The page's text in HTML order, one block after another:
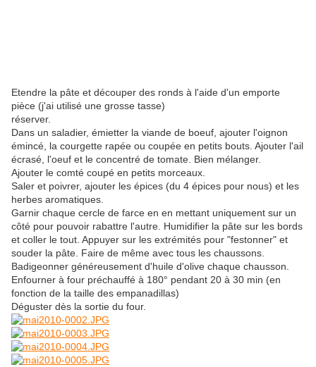
Etendre la pâte et découper des ronds à l'aide d'un emporte
pièce (j'ai utilisé une grosse tasse)
réserver.
Dans un saladier, émietter la viande de boeuf, ajouter l'oignon
émincé, la courgette rapée ou coupée en petits bouts. Ajouter l'ail
écrasé, l'oeuf et le concentré de tomate. Bien mélanger.
Ajouter le comté coupé en petits morceaux.
Saler et poivrer, ajouter les épices (du 4 épices pour nous) et les
herbes aromatiques.
Garnir chaque cercle de farce en en mettant uniquement sur un
côté pour pouvoir rabattre l'autre. Humidifier la pâte sur les bords
et coller le tout. Appuyer sur les extrémités pour "festonner" et
souder la pâte. Faire de même avec tous les chaussons.
Badigeonner généreusement d'huile d'olive chaque chausson.
Enfourner à four préchauffé à 180° pendant 20 à 30 min (en
fonction de la taille des empanadillas)
Déguster dès la sortie du four.